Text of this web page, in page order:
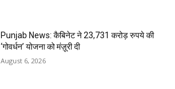
Punjab News: कैबिनेट ने 23,731 करोड़ रुपये की
‘गोवर्धन’ योजना को मंज़ूरी दी
August 6, 2026